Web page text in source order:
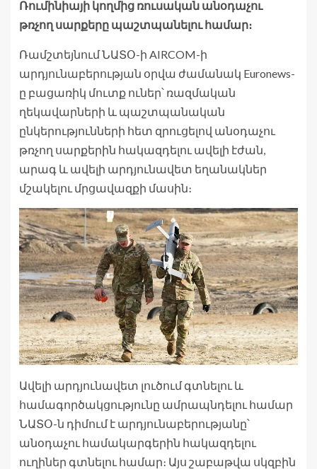
Ռումինիայի կողմից ռուսական անօդաչու
թռչող սարքերը պաշտպանելու համար։
Ռամշտեյնում ՆԱՏՕ-ի AIRCOM-ի
արդյունաբերության օրվա ժամանակ Euronews-
ը բացառիկ մուտք ուներ՝ ռազմական
ղեկավարների և պաշտպանական
ընկերությունների հետ զրուցելով անօդաչու
թռչող սարքերին հակազդելու ավելի էժան,
արագ և ավելի արդյունավետ եղանակներ
մշակելու մրցավազքի մասին։
Ավելի արդյունավետ լուծում գտնելու և
համագործակցությունը ամրապնդելու համար
ՆԱՏՕ-ն դիմում է արդյունաբերությանը՝
անօդաչու համակարգերին հակազդելու
ուղիներ գտնելու համար։ Այս շաբաթվա սկզբին